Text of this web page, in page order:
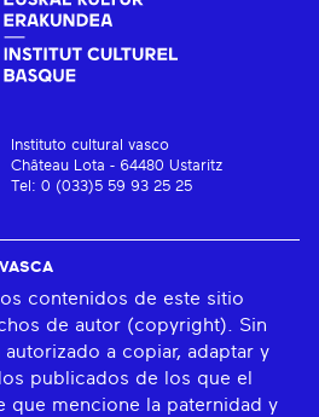
Instituto cultural vasco
Château Lota - 64480 Ustaritz
Tel: 0 (033)5 59 93 25 25
contenidos de este sitio
de autor (copyright). Sin
a copiar, adaptar y
publicados de los que el
que mencione la paternidad y